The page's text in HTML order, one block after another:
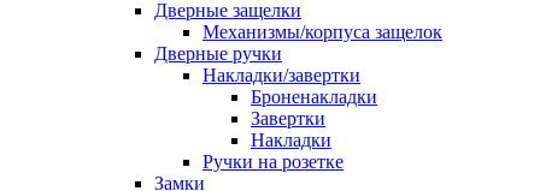
Дверные защелки
Механизмы/корпуса защелок
Дверные ручки
Накладки/завертки
Броненакладки
Завертки
Накладки
Ручки на розетке
Замки